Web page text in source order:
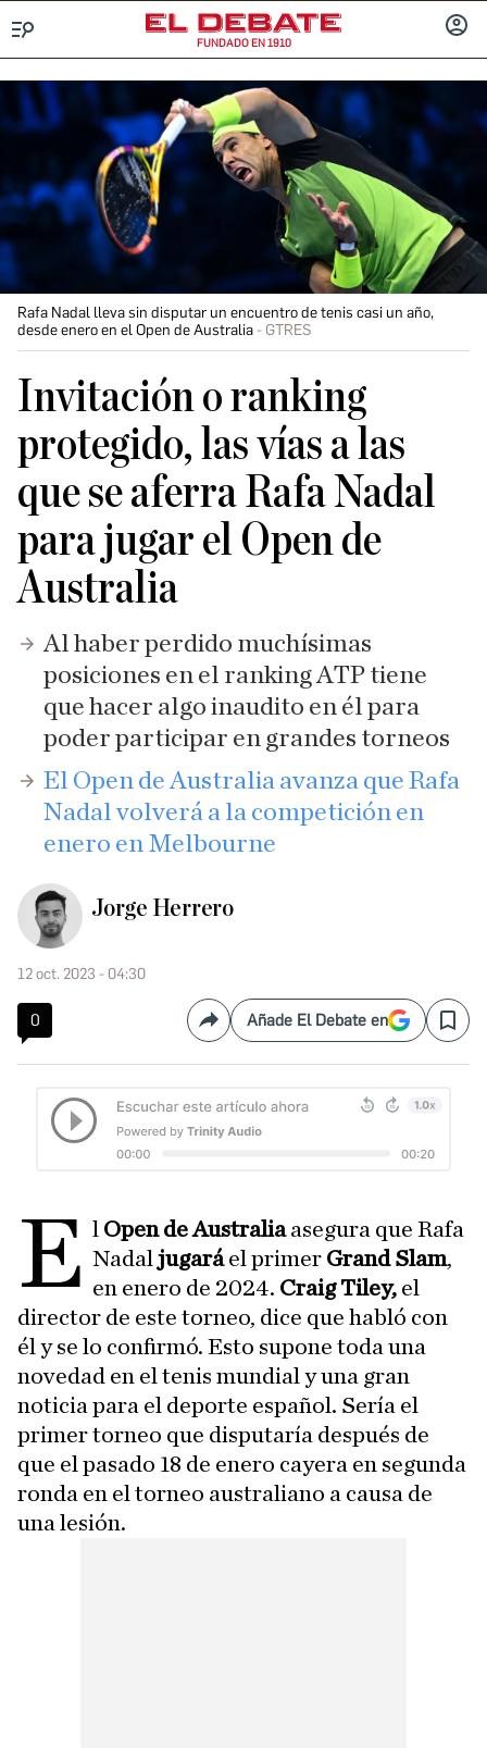
FUNDADO EN 1910
Rafa Nadal lleva sin disputar un encuentro de tenis casi un año,
desde enero en el Open de Australia
GTRES
Invitación o ranking
protegido, las vías a las
que se aferra Rafa Nadal
para jugar el Open de
Australia
Al haber perdido muchísimas
posiciones en el ranking ATP tiene
que hacer algo inaudito en él para
poder participar en grandes torneos
El Open de Australia avanza que Rafa
Nadal volverá a la competición en
enero en Melbourne
Jorge Herrero
12 oct. 2023 - 04:30
0 CompartirAñade El Debate en Save
E l Open de Australiaasegura que Rafa
Nadaljugaráel primer Grand Slam,
en enero de 2024. Craig Tiley, el
director de este torneo, dice que habló con
él y se lo confirmó. Esto supone toda una
novedad en el tenis mundial y una gran
noticia para el deporte español. Sería el
primer torneo que disputaría después de
que el pasado 18 de enero cayera en segunda
ronda en el torneo australiano a causa de
una lesión.